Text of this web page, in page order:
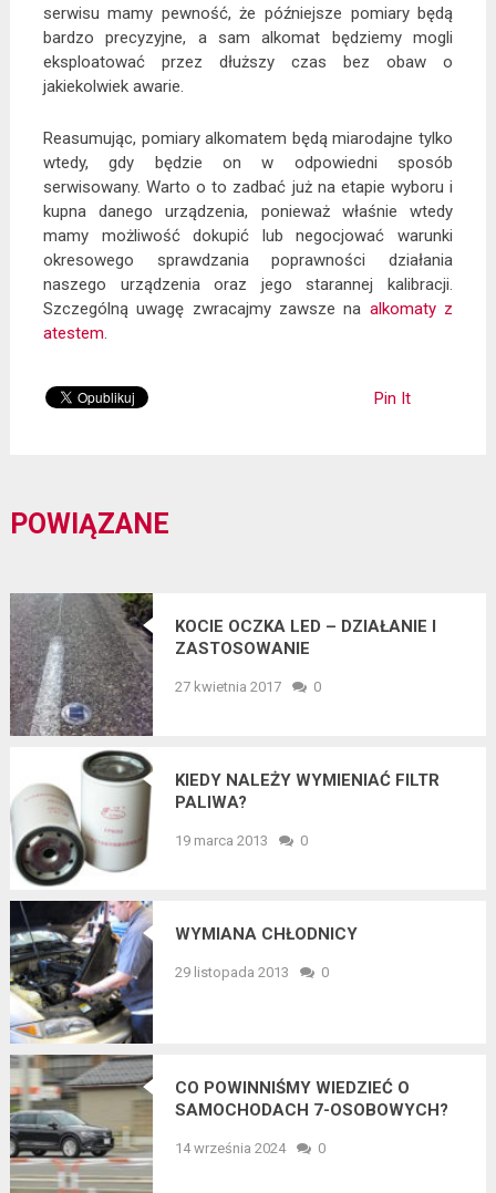
serwisu mamy pewność, że późniejsze pomiary będą
bardzo precyzyjne, a sam alkomat będziemy mogli
eksploatować przez dłuższy czas bez obaw o
jakiekolwiek awarie.
Reasumując, pomiary alkomatem będą miarodajne tylko
wtedy, gdy będzie on w odpowiedni sposób
serwisowany. Warto o to zadbać już na etapie wyboru i
kupna danego urządzenia, ponieważ właśnie wtedy
mamy możliwość dokupić lub negocjować warunki
okresowego sprawdzania poprawności działania
naszego urządzenia oraz jego starannej kalibracji.
Szczególną uwagę zwracajmy zawsze na alkomaty z
atestem.
Pin It
POWIĄZANE
KOCIE OCZKA LED – DZIAŁANIE I
ZASTOSOWANIE
27 kwietnia 2017 0
KIEDY NALEŻY WYMIENIAĆ FILTR
PALIWA?
19 marca 2013 0
WYMIANA CHŁODNICY
29 listopada 2013 0
CO POWINNIŚMY WIEDZIEĆ O
SAMOCHODACH 7-OSOBOWYCH?
14 września 2024 0